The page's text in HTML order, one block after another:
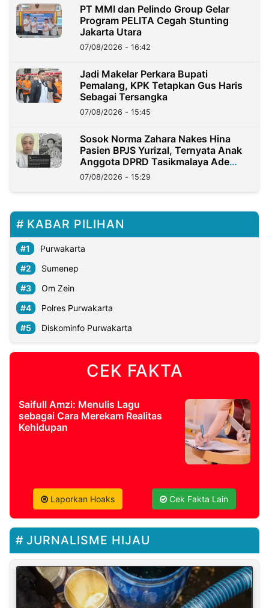
PT MMI dan Pelindo Group Gelar
Program PELITA Cegah Stunting
Jakarta Utara
07/08/2026 - 16:42
Jadi Makelar Perkara Bupati
Pemalang, KPK Tetapkan Gus Haris
Sebagai Tersangka
07/08/2026 - 15:45
Sosok Norma Zahara Nakes Hina
Pasien BPJS Yurizal, Ternyata Anak
Anggota DPRD Tasikmalaya Ade
Lukman
07/08/2026 - 15:29
KABAR PILIHAN
Purwakarta
Sumenep
Om Zein
Polres Purwakarta
Diskominfo Purwakarta
CEK FAKTA
Saifull Amzi: Menulis Lagu
sebagai Cara Merekam Realitas
Kehidupan
Laporkan Hoaks Cek Fakta Lain
JURNALISME HIJAU